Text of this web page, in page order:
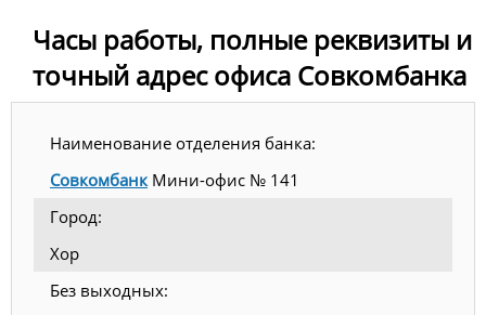
Часы работы, полные реквизиты и
точный адрес офиса Совкомбанка
Наименование отделения банка:
СовкомбанкМини-офис № 141
Город:
Хор
Без выходных: